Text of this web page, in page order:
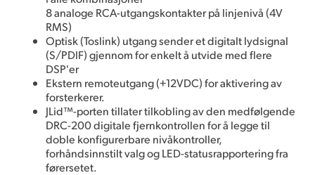
8 analoge RCA-utgangskontakter på linjenivå (4V
RMS)
Optisk (Toslink) utgang sender et digitalt lydsignal
(S/PDIF) gjennom for enkelt å utvide med flere
DSP'er
Ekstern remoteutgang (+12VDC) for aktivering av
forsterkerer.
JLid™-porten tillater tilkobling av den medfølgende
DRC-200 digitale fjernkontrollen for å legge til
doble konfigurerbare nivåkontroller,
forhåndsinnstilt valg og LED-statusrapportering fra
førersetet.